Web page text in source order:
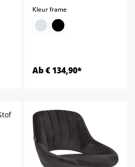
Kleur frameselect
Ab € 134,90*